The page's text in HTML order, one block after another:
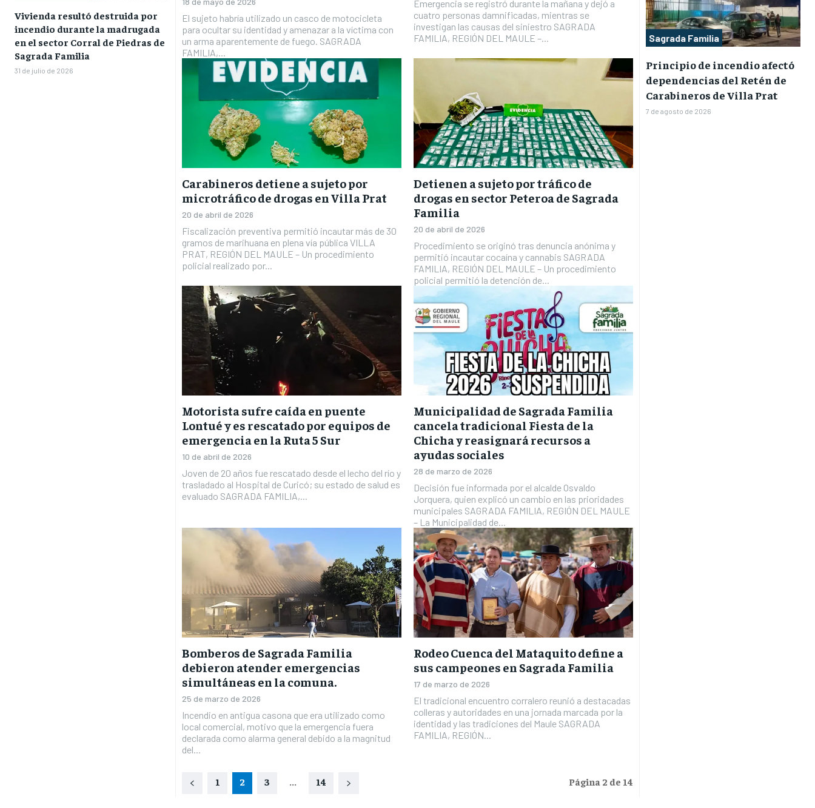
Vivienda resultó destruida por
incendio durante la madrugada
en el sector Corral de Piedras de
Sagrada Familia
31 de julio de 2026
El sujeto habría utilizado un casco de motocicleta
para ocultar su identidad y amenazar a la víctima con
un arma aparentemente de fuego. SAGRADA
FAMILIA,...
Emergencia se registró durante la mañana y dejó a
cuatro personas damnificadas, mientras se
investigan las causas del siniestro SAGRADA
FAMILIA, REGIÓN DEL MAULE –...
Carabineros detiene a sujeto por
microtráfico de drogas en Villa Prat
20 de abril de 2026
Fiscalización preventiva permitió incautar más de 30
gramos de marihuana en plena vía pública VILLA
PRAT, REGIÓN DEL MAULE – Un procedimiento
policial realizado por...
Detienen a sujeto por tráfico de
drogas en sector Peteroa de Sagrada
Familia
20 de abril de 2026
Procedimiento se originó tras denuncia anónima y
permitió incautar cocaína y cannabis SAGRADA
FAMILIA, REGIÓN DEL MAULE – Un procedimiento
policial permitió la detención de...
Motorista sufre caída en puente
Lontué y es rescatado por equipos de
emergencia en la Ruta 5 Sur
10 de abril de 2026
Joven de 20 años fue rescatado desde el lecho del río y
trasladado al Hospital de Curicó; su estado de salud es
evaluado SAGRADA FAMILIA,...
Municipalidad de Sagrada Familia
cancela tradicional Fiesta de la
Chicha y reasignará recursos a
ayudas sociales
28 de marzo de 2026
Decisión fue informada por el alcalde Osvaldo
Jorquera, quien explicó un cambio en las prioridades
municipales SAGRADA FAMILIA, REGIÓN DEL MAULE
– La Municipalidad de...
Bomberos de Sagrada Familia
debieron atender emergencias
simultáneas en la comuna.
25 de marzo de 2026
Incendio en antigua casona que era utilizado como
local comercial, motivo que la emergencia fuera
declarada como alarma general debido a la magnitud
del...
Rodeo Cuenca del Mataquito define a
sus campeones en Sagrada Familia
17 de marzo de 2026
El tradicional encuentro corralero reunió a destacadas
colleras y autoridades en una jornada marcada por la
identidad y las tradiciones del Maule SAGRADA
FAMILIA, REGIÓN...
1 2 3 14 Página 2 de 14
Sagrada Familia
Principio de incendio afectó
dependencias del Retén de
Carabineros de Villa Prat
7 de agosto de 2026